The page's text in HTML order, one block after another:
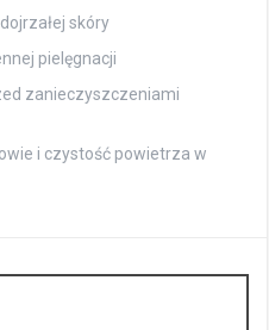
skóry
pielęgnacji
zanieczyszczeniami
i czystość powietrza w